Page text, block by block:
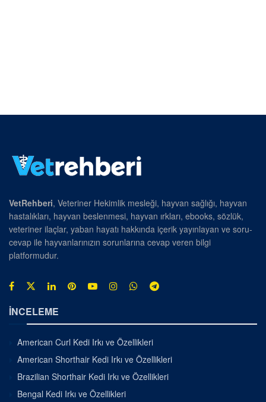
VetRehberi, Veteriner Hekimlik mesleği, hayvan sağlığı, hayvan
hastalıkları, hayvan beslenmesi, hayvan ırkları, ebooks, sözlük,
veteriner ilaçlar, yaban hayatı hakkında içerik yayınlayan ve soru-
cevap ile hayvanlarınızın sorunlarına cevap veren bilgi
platformudur.
İNCELEME
American Curl Kedi Irkı ve Özellikleri
American Shorthair Kedi Irkı ve Özellikleri
Brazilian Shorthair Kedi Irkı ve Özellikleri
Bengal Kedi Irkı ve Özellikleri